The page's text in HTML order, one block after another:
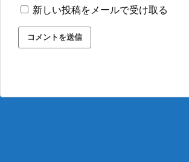
新しい投稿をメールで受け取る